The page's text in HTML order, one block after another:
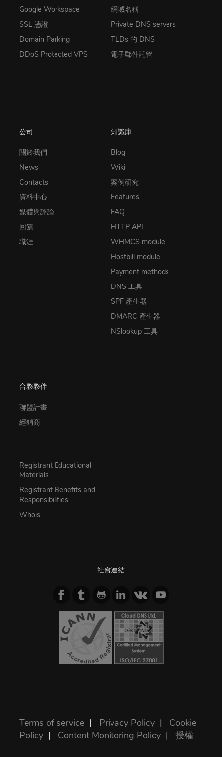
Google Workspace
SSL 憑證
Domain Parking
DDoS Protected VPS
網域名稱
Private DNS servers
TLDs 的 DNS
電子郵件託管
公司
關於我們
News
Contacts
資料中心
媒體與評論
回饋
職涯
知識庫
Blog
Wiki
案例研究
Features
FAQ
HTTP API
WHMCS module
Hostbill module
Payment methods
DNS 工具
SPF 產生器
DMARC 產生器
NSlookup 工具
合夥夥伴
聯盟計畫
經銷商
Registrant Educational
Materials
Registrant Benefits and
Responsibilities
Whois
社會連結
Terms of service | Privacy Policy | Cookie
Policy | Content Monitoring Policy | 授權